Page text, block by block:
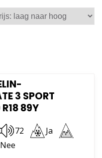
prijs:
laag
3 SPORT
89Y
72
Ja
Nee